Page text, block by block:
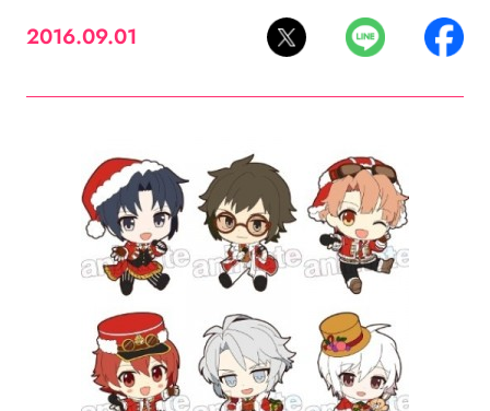
2016.09.01